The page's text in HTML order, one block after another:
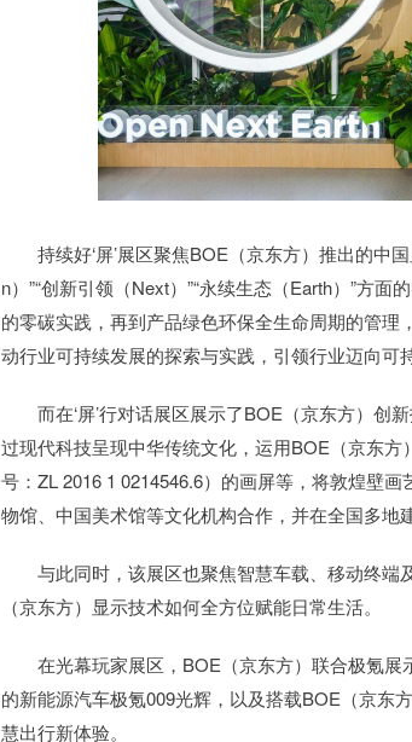
持续好‘屏’展区聚焦BOE（京东方）推出的中国
n）”“创新引领（Next）”“永续生态（Earth）”方
的零碳实践，再到产品绿色环保全生命周期的管
动行业可持续发展的探索与实践，引领行业迈向可
而在‘屏’行对话展区展示了BOE（京东方）创
过现代科技呈现中华传统文化，运用BOE（京东
号：ZL 2016 1 0214546.6）的画屏等，将敦煌壁
物馆、中国美术馆等文化机构合作，并在全国多地
与此同时，该展区也聚焦智慧车载、移动终端
（京东方）显示技术如何全方位赋能日常生活。
在光幕玩家展区，BOE（京东方）联合极氪展
的新能源汽车极氪009光辉，以及搭载BOE（京东
慧出行新体验。